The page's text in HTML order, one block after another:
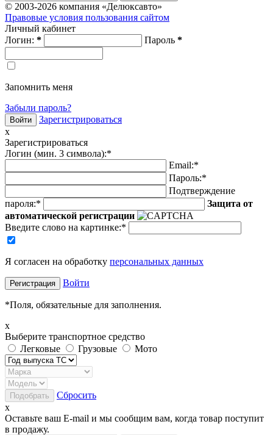
© 2003-2026 компания «Делюксавто»
Правовые условия пользования сайтом
Личный кабинет
Логин: * Пароль *
Запомнить меня
Забыли пароль?
Зарегистрироваться
x
Зарегистрироваться
Логин (мин. 3 символа):*
Email:*
Пароль:*
Подтверждение
пароля:*
Защита от
автоматической регистрации
Введите слово на картинке:*
Я согласен на обработку персональных данных
Войти
*Поля, обязательные для заполнения.
x
Выберите транспортное средство
Легковые
Грузовые Мото
Сбросить
x
Оставьте ваш E-mail и мы сообщим вам, когда товар поступит
в продажу.